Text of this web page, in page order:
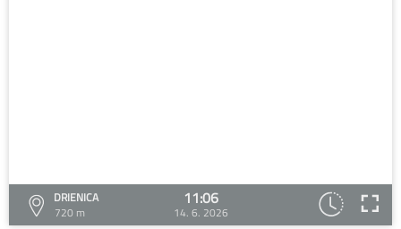
DRIENICA
720 m
11:06
14. 6. 2026